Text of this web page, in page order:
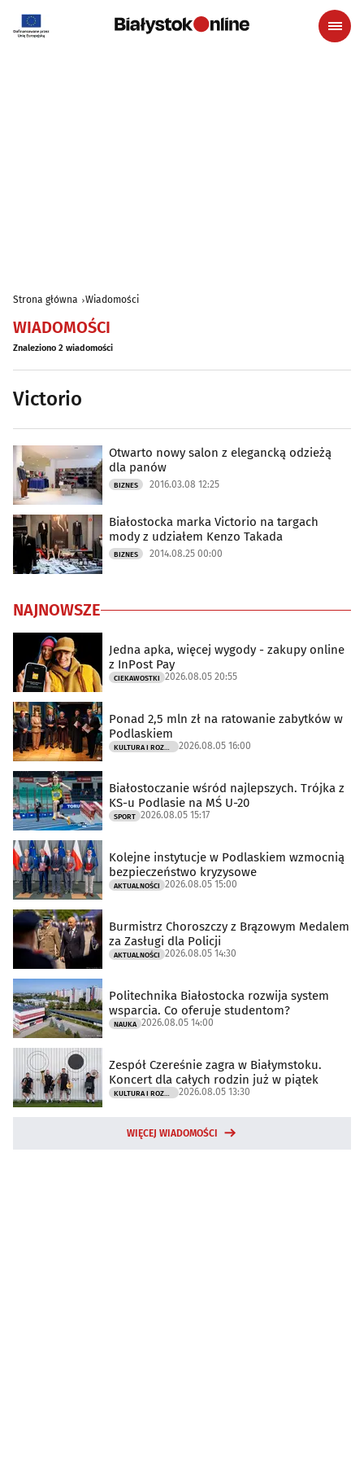
Strona główna Wiadomości
WIADOMOŚCI
Znaleziono 2 wiadomości
Victorio
Otwarto nowy salon z elegancką odzieżą
dla panów
BIZNES 2016.03.08 12:25
Białostocka marka Victorio na targach
mody z udziałem Kenzo Takada
BIZNES 2014.08.25 00:00
NAJNOWSZE
Jedna apka, więcej wygody - zakupy online
z InPost Pay
CIEKAWOSTKI 2026.08.05 20:55
Ponad 2,5 mln zł na ratowanie zabytków w
Podlaskiem
2026.08.05 16:00
Białostoczanie wśród najlepszych. Trójka z
KS-u Podlasie na MŚ U-20
SPORT 2026.08.05 15:17
Kolejne instytucje w Podlaskiem wzmocnią
bezpieczeństwo kryzysowe
AKTUALNOŚCI 2026.08.05 15:00
Burmistrz Choroszczy z Brązowym Medalem
za Zasługi dla Policji
AKTUALNOŚCI 2026.08.05 14:30
Politechnika Białostocka rozwija system
wsparcia. Co oferuje studentom?
NAUKA 2026.08.05 14:00
Zespół Czereśnie zagra w Białymstoku.
Koncert dla całych rodzin już w piątek
2026.08.05 13:30
WIĘCEJ WIADOMOŚCI